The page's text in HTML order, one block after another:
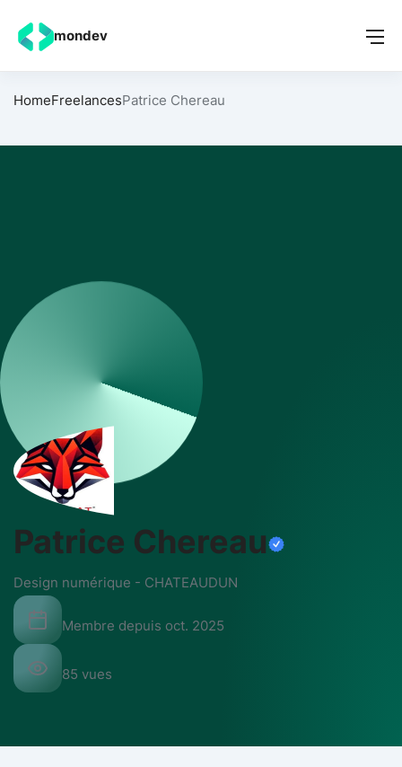
mondev
HomeFreelancesPatrice Chereau
Patrice Chereau
Design numérique - CHATEAUDUN
Membre depuis oct. 2025
85 vues